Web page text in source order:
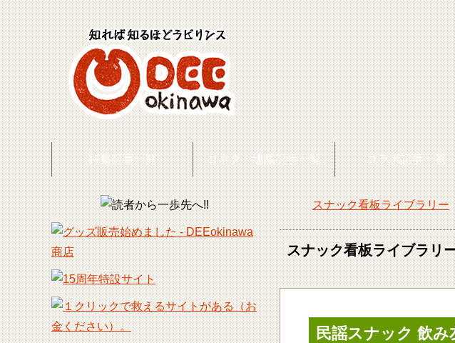
特集記事一覧 コネタ・連載記事一覧 コラボ記事一覧
DEEokinawaトップ
スナック看板ライブラリー
スナック看板ライブラリ
民謡スナック 飲み